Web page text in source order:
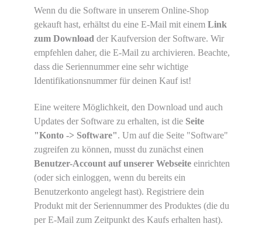
Wenn du die Software in unserem Online-Shop
gekauft hast, erhältst du eine E-Mail mit einem Link
zum Download der Kaufversion der Software. Wir
empfehlen daher, die E-Mail zu archivieren. Beachte,
dass die Seriennummer eine sehr wichtige
Identifikationsnummer für deinen Kauf ist!
Eine weitere Möglichkeit, den Download und auch
Updates der Software zu erhalten, ist die Seite
"Konto -> Software". Um auf die Seite "Software"
zugreifen zu können, musst du zunächst einen
Benutzer-Account auf unserer Webseite einrichten
(oder sich einloggen, wenn du bereits ein
Benutzerkonto angelegt hast). Registriere dein
Produkt mit der Seriennummer des Produktes (die du
per E-Mail zum Zeitpunkt des Kaufs erhalten hast).